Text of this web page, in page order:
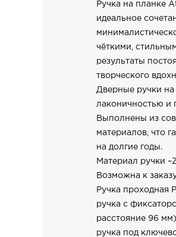
Ручка на планке
идеальное
чёткими,
результаты
творческого
Дверные ручки
лаконичностью и
Выполнены из
материалов, что
на долгие годы.
Материал ручки
Возможна к
Ручка проходная
ручка с
расстояние 96 мм),
ручка под